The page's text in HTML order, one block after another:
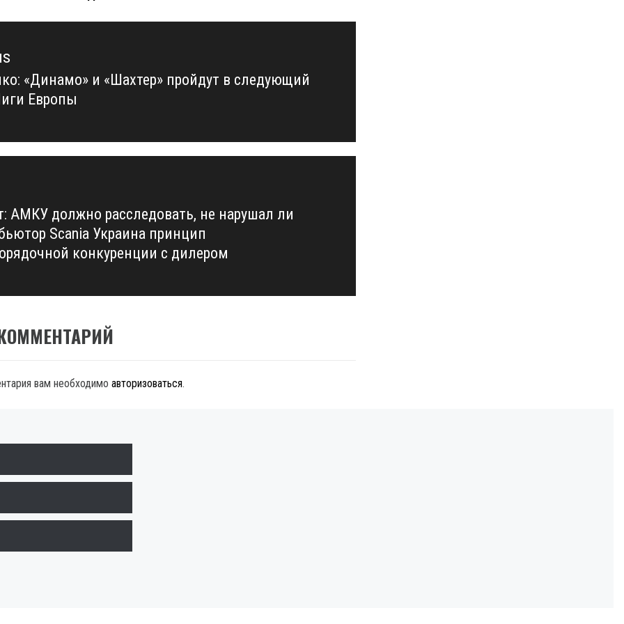
«Динамо» и «Шахтер» пройдут в следующий
Европы
АМКУ должно расследовать, не нарушал ли
Scania Украина принцип
конкуренции с дилером
вам необходимо авторизоваться.